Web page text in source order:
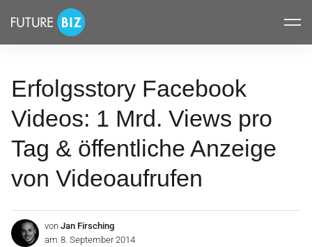
überspringen
FUTUREBIZ
Erfolgsstory Facebook
Videos: 1 Mrd. Views pro
Tag & öffentliche Anzeige
von Videoaufrufen
von Jan Firsching
am 8. September 2014